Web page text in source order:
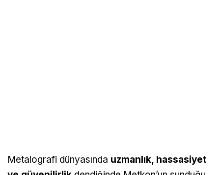
Metalografi dünyasında uzmanlık, hassasiyet